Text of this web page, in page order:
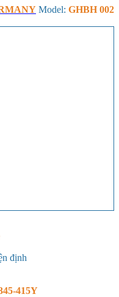
Model: GHBH 002
định
415Y